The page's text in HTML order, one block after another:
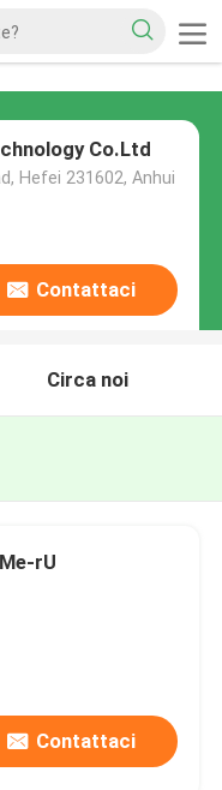
Co.Ltd
Hefei 231602, Anhui
Contattaci
Circa noi
rU
Contattaci